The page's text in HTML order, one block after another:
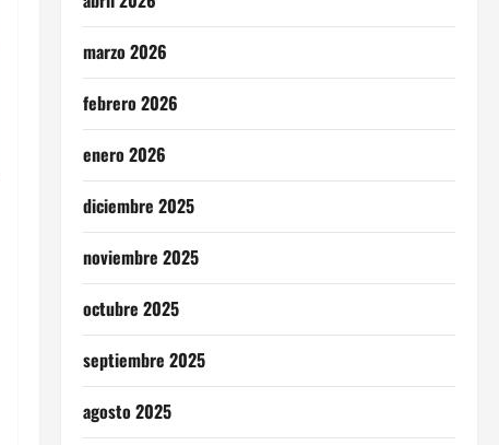
marzo 2026
febrero 2026
enero 2026
diciembre 2025
noviembre 2025
octubre 2025
septiembre 2025
agosto 2025